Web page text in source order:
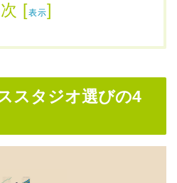
[表示]
スタジオ選びの4